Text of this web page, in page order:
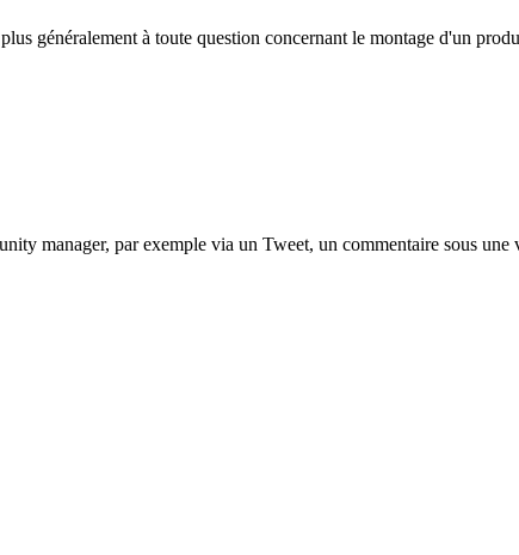
généralement à toute question concernant le montage d'un
manager, par exemple via un Tweet, un commentaire sous